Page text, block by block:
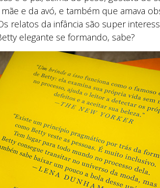
e da avó, e também que amava
relatos da infância são super
elegante se formando, sabe?